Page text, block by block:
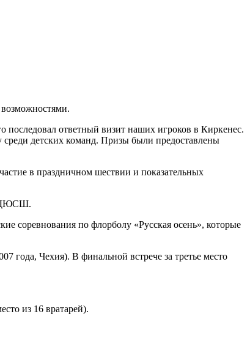
ответный визит наших игроков в Киркенес.
детских команд. Призы были предоставлены
в праздничном шествии и показательных
ДЮСШ.
соревнования по флорболу «Русская осень», которые
года, Чехия). В финальной встрече за третье место
из 16 вратарей).